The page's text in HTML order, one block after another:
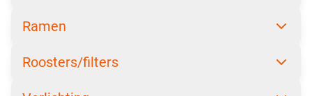
Ramen
Roosters/filters